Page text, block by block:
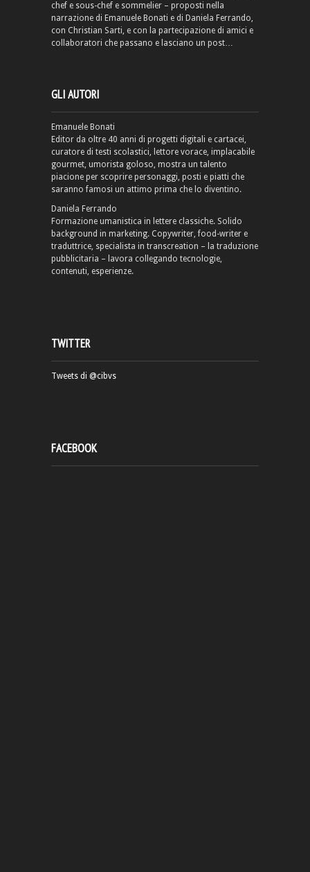
chef e sous-chef e sommelier – proposti nella
narrazione di Emanuele Bonati e di Daniela Ferrando,
con Christian Sarti, e con la partecipazione di amici e
collaboratori che passano e lasciano un post…
GLI AUTORI
Emanuele Bonati
Editor da oltre 40 anni di progetti digitali e cartacei,
curatore di testi scolastici, lettore vorace, implacabile
gourmet, umorista goloso, mostra un talento
piacione per scoprire personaggi, posti e piatti che
saranno famosi un attimo prima che lo diventino.
Daniela Ferrando
Formazione umanistica in lettere classiche. Solido
background in marketing. Copywriter, food-writer e
traduttrice, specialista in transcreation – la traduzione
pubblicitaria – lavora collegando tecnologie,
contenuti, esperienze.
TWITTER
Tweets di @cibvs
FACEBOOK